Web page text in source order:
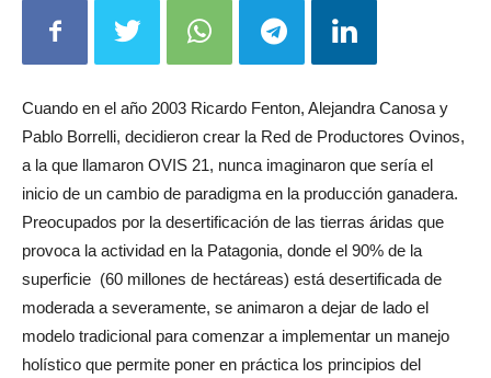
Cuando en el año 2003 Ricardo Fenton, Alejandra Canosa y
Pablo Borrelli, decidieron crear la Red de Productores Ovinos,
a la que llamaron OVIS 21, nunca imaginaron que sería el
inicio de un cambio de paradigma en la producción ganadera.
Preocupados por la desertificación de las tierras áridas que
provoca la actividad en la Patagonia, donde el 90% de la
superficie (60 millones de hectáreas) está desertificada de
moderada a severamente, se animaron a dejar de lado el
modelo tradicional para comenzar a implementar un manejo